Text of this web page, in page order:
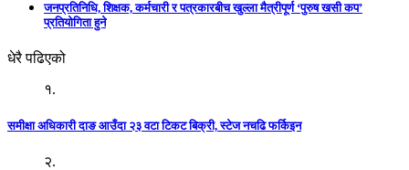
जनप्रतिनिधि, शिक्षक, कर्मचारी र पत्रकारबीच खुल्ला मैत्रीपूर्ण ‘पुरुष खसी कप’
प्रतियोगिता हुने
धेरै पढिएको
१.
समीक्षा अधिकारी दाङ आउँदा २३ वटा टिकट बिक्री, स्टेज नचढि फर्किइन
२.